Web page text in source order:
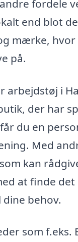
fordele
end blot
mærke,
på.
arbejdstøj i
der har
du en
Med
kan
at finde
behov.
som f.eks.